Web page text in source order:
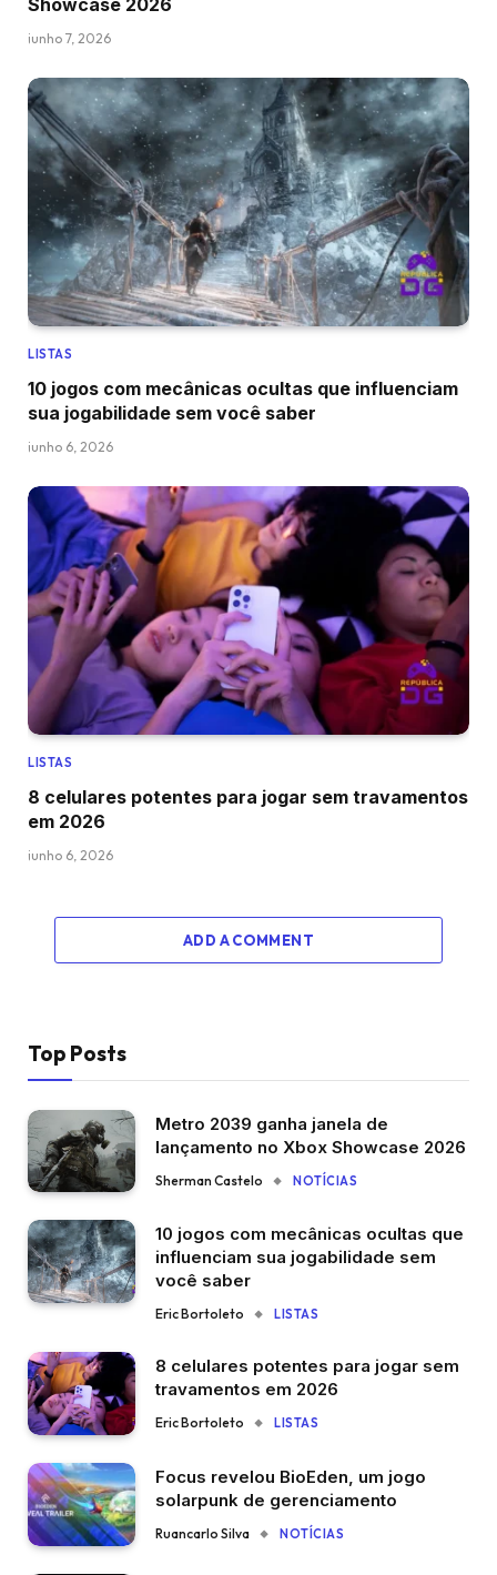
Showcase 2026
junho 7, 2026
LISTAS
10 jogos com mecânicas ocultas que influenciam
sua jogabilidade sem você saber
junho 6, 2026
LISTAS
8 celulares potentes para jogar sem travamentos
em 2026
junho 6, 2026
ADD A COMMENT
Top Posts
Metro 2039 ganha janela de
lançamento no Xbox Showcase 2026
Sherman Castelo NOTÍCIAS
10 jogos com mecânicas ocultas que
influenciam sua jogabilidade sem
você saber
Eric Bortoleto LISTAS
8 celulares potentes para jogar sem
travamentos em 2026
Eric Bortoleto LISTAS
Focus revelou BioEden, um jogo
solarpunk de gerenciamento
Ruancarlo Silva NOTÍCIAS